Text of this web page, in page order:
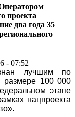
проекта
два года 35
- 07:52
лучшим по
размере 100 000
этапе
нацпроекта